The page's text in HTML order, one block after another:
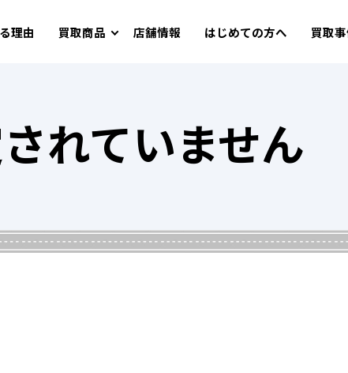
理由 買取商品 店舗情報 はじめての方へ 買取
れていません